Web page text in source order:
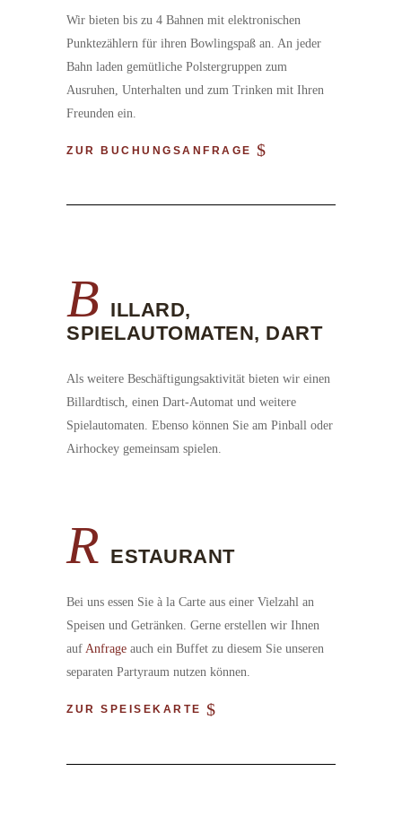
Wir bieten bis zu 4 Bahnen mit elektronischen
Punktezählern für ihren Bowlingspaß an. An jeder
Bahn laden gemütliche Polstergruppen zum
Ausruhen, Unterhalten und zum Trinken mit Ihren
Freunden ein.
ZUR BUCHUNGSANFRAGE
B
ILLARD,
SPIELAUTOMATEN, DART
Als weitere Beschäftigungsaktivität bieten wir einen
Billardtisch, einen Dart-Automat und weitere
Spielautomaten. Ebenso können Sie am Pinball oder
Airhockey gemeinsam spielen.
R ESTAURANT
Bei uns essen Sie à la Carte aus einer Vielzahl an
Speisen und Getränken. Gerne erstellen wir Ihnen
auf Anfrage auch ein Buffet zu diesem Sie unseren
separaten Partyraum nutzen können.
ZUR SPEISEKARTE